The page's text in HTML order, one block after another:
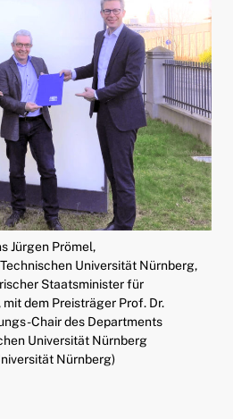
Jürgen Prömel,
Universität Nürnberg,
Staatsminister für
dem Preisträger Prof. Dr.
Chair des Departments
Universität Nürnberg
Nürnberg)